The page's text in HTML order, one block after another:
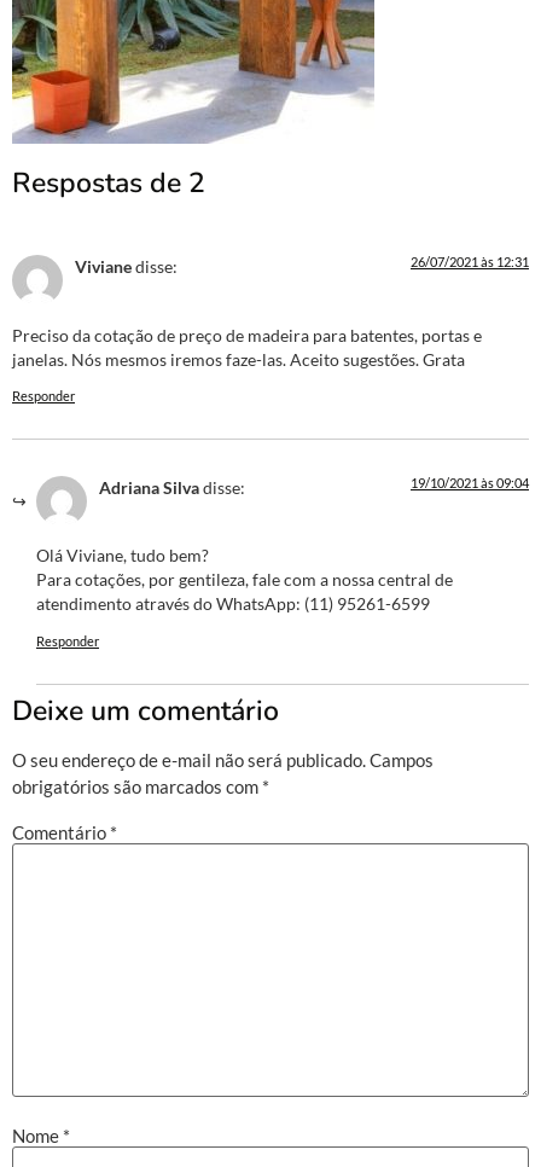
Respostas de 2
Vivianedisse: 26/07/2021 às 12:31
Preciso da cotação de preço de madeira para batentes, portas e
janelas. Nós mesmos iremos faze-las. Aceito sugestões. Grata
Responder
Adriana Silvadisse: 19/10/2021 às 09:04
Olá Viviane, tudo bem?
Para cotações, por gentileza, fale com a nossa central de
atendimento através do WhatsApp: (11) 95261-6599
Responder
Deixe um comentário
O seu endereço de e-mail não será publicado.Campos
obrigatórios são marcados com *
Comentário *
Nome *